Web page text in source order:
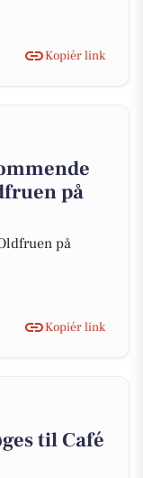
Kopiér link
på
på
Kopiér link
til Café